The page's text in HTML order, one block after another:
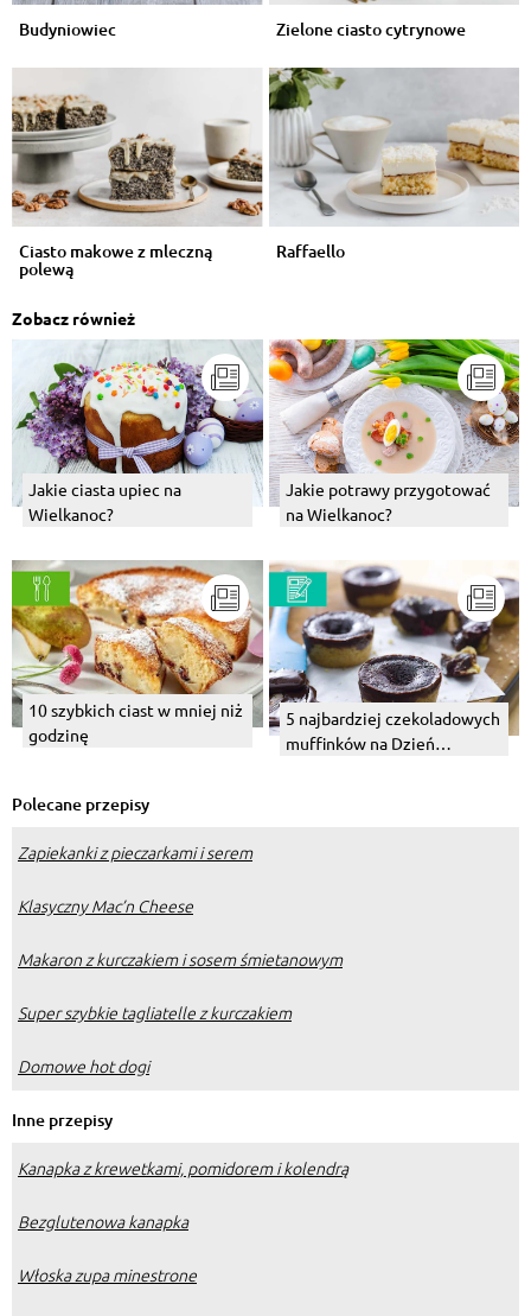
Budyniowiec Zielone ciasto cytrynowe
Ciasto makowe z mleczną
polewą
Raffaello
Zobacz również
Jakie ciasta upiec na
Wielkanoc?
Jakie potrawy przygotować
na Wielkanoc?
10 szybkich ciast w mniej niż
godzinę
5 najbardziej czekoladowych
muffinków na Dzień
Polecane przepisy
Zapiekanki z pieczarkami i serem
Klasyczny Mac’n Cheese
Makaron z kurczakiem i sosem śmietanowym
Super szybkie tagliatelle z kurczakiem
Domowe hot dogi
Inne przepisy
Kanapka z krewetkami, pomidorem i kolendrą
Bezglutenowa kanapka
Włoska zupa minestrone